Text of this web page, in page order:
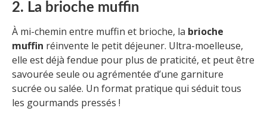
2. La brioche muffin
À mi-chemin entre muffin et brioche, la brioche
muffin réinvente le petit déjeuner. Ultra-moelleuse,
elle est déjà fendue pour plus de praticité, et peut être
savourée seule ou agrémentée d’une garniture
sucrée ou salée. Un format pratique qui séduit tous
les gourmands pressés !